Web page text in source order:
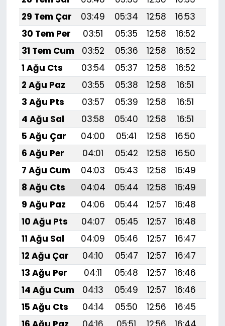
29 Tem Çar
03:49 05:34 12:58 16:53
30 Tem Per
03:51 05:35 12:58 16:52
31 Tem Cum
03:52 05:36 12:58 16:52
1 Ağu Cts
03:54 05:37 12:58 16:52
2 Ağu Paz
03:55 05:38 12:58 16:51
3 Ağu Pts
03:57 05:39 12:58 16:51
4 Ağu Sal
03:58 05:40 12:58 16:51
5 Ağu Çar
04:00 05:41 12:58 16:50
6 Ağu Per
04:01 05:42 12:58 16:50
7 Ağu Cum
04:03 05:43 12:58 16:49
8 Ağu Cts
04:04 05:44 12:58 16:49
9 Ağu Paz
04:06 05:44 12:57 16:48
10 Ağu Pts
04:07 05:45 12:57 16:48
11 Ağu Sal
04:09 05:46 12:57 16:47
12 Ağu Çar
04:10 05:47 12:57 16:47
13 Ağu Per
04:11 05:48 12:57 16:46
14 Ağu Cum
04:13 05:49 12:57 16:46
15 Ağu Cts
04:14 05:50 12:56 16:45